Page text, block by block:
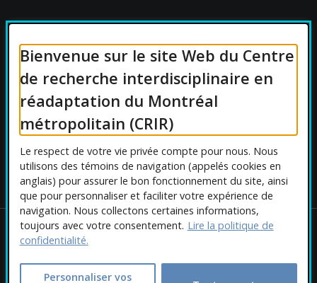
Bienvenue sur le site Web du Centre
de recherche interdisciplinaire en
réadaptation du Montréal
métropolitain (CRIR)
Le respect de votre vie privée compte pour nous. Nous
utilisons des témoins de navigation (appelés cookies en
anglais) pour assurer le bon fonctionnement du site, ainsi
que pour personnaliser et faciliter votre expérience de
navigation. Nous collectons certaines informations,
toujours avec votre consentement. Lire la politique de
confidentialité.
Personnaliser vos
AFFILIATIONS UNIVERSITAIRES
Copyright © 2026 CRIR . Tous droits réservés.
Conception :Ekloweb